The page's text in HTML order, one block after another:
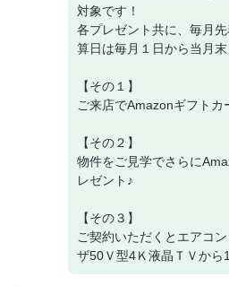
対象です！
各プレゼント共に、毎月
算日は毎月１日から当月末
【その１】
ご来店でAmazonギフト
【その２】
物件をご見学でさらに
レゼント♪
【その３】
ご契約いただくとエアコ
ザ50Ｖ型4Ｋ液晶ＴＶから